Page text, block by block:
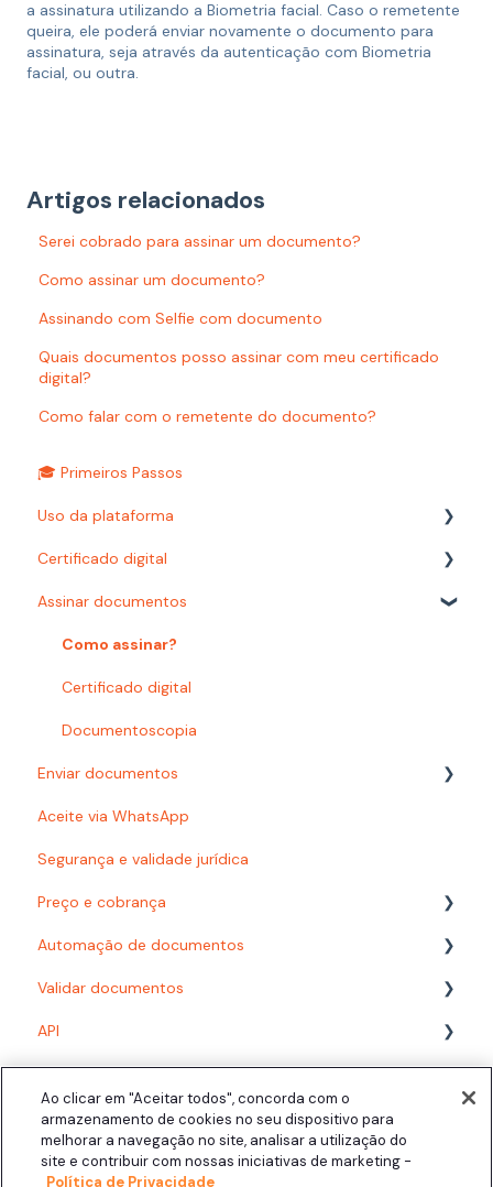
a assinatura utilizando a Biometria facial. Caso o remetente
queira, ele poderá enviar novamente o documento para
assinatura, seja através da autenticação com Biometria
facial, ou outra.
Artigos relacionados
Serei cobrado para assinar um documento?
Como assinar um documento?
Assinando com Selfie com documento
Quais documentos posso assinar com meu certificado
digital?
Como falar com o remetente do documento?
🎓 Primeiros Passos
Uso da plataforma
Relatórios
Configurações
Autenticações
Prazos
Busca
Organização e pastas
Baixar documentos
Acesso à plataforma
Problemas com e-mails
Usuários e Permissões
Certificado digital
Carimbo do tempo
Assinar documentos
Como assinar?
Certificado digital
Documentoscopia
Enviar documentos
Autenticações
Configurações
Signatários
Recusa de assinatura
Documento finalizados
Aceite via WhatsApp
Segurança e validade jurídica
Preço e cobrança
Planos
Consumo
Automação de documentos
Modelos
Fluxos com planilha
Configuração
Signatários
Validar documentos
Biometria Facial
API
Assinatura presencial
Assinatura Automática
Personalização
Acompanhando documentos finalizados
Área do Signatário
Click.AI
Integrações
Ao clicar em "Aceitar todos", concorda com o
armazenamento de cookies no seu dispositivo para
melhorar a navegação no site, analisar a utilização do
site e contribuir com nossas iniciativas de marketing -
Política de Privacidade